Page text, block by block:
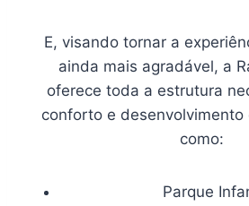
E, visando tornar a
ainda mais agradável, a
oferece toda a estrutura
conforto e desenvolvimento
como:
Parque